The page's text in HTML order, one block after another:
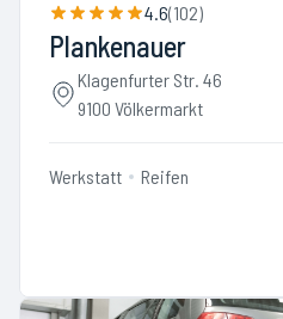
4.6(102)
Plankenauer
Klagenfurter Str. 46
9100 Völkermarkt
Werkstatt Reifen